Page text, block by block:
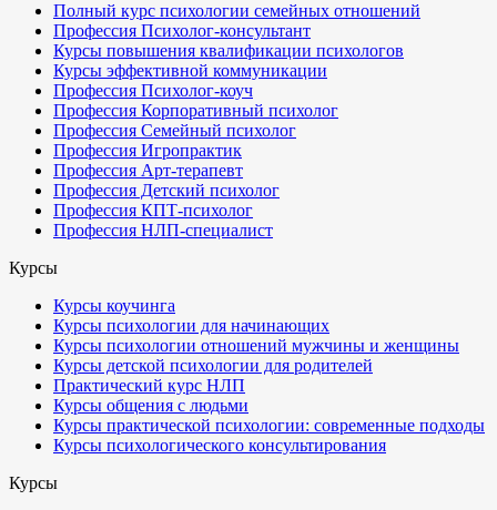
Полный курс психологии семейных отношений
Профессия Психолог-консультант
Курсы повышения квалификации психологов
Курсы эффективной коммуникации
Профессия Психолог-коуч
Профессия Корпоративный психолог
Профессия Семейный психолог
Профессия Игропрактик
Профессия Арт-терапевт
Профессия Детский психолог
Профессия КПТ-психолог
Профессия НЛП-специалист
Курсы
Курсы коучинга
Курсы психологии для начинающих
Курсы психологии отношений мужчины и женщины
Курсы детской психологии для родителей
Практический курс НЛП
Курсы общения с людьми
Курсы практической психологии: современные подходы
Курсы психологического консультирования
Курсы